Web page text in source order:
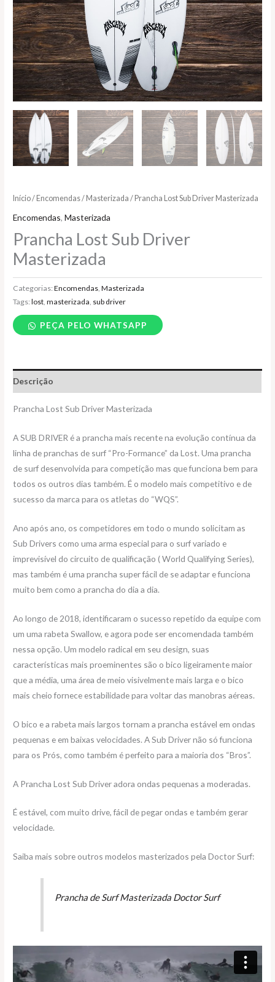
Início/ Encomendas/ Masterizada / Prancha Lost Sub Driver Masterizada
Encomendas,Masterizada
Prancha Lost Sub Driver
Masterizada
Categorias:Encomendas,Masterizada
Tags:lost,masterizada, sub driver
PEÇA PELO WHATSAPP
Descrição
Prancha Lost Sub Driver Masterizada
A SUB DRIVER é a prancha mais recente na evolução contínua da
linha de pranchas de surf “Pro-Formance” da Lost. Uma prancha
de surf desenvolvida para competição mas que funciona bem para
todos os outros dias também. É o modelo mais competitivo e de
sucesso da marca para os atletas do “WQS”.
Ano após ano, os competidores em todo o mundo solicitam as
Sub Drivers como uma arma especial para o surf variado e
imprevisível do circuito de qualificação ( World Qualifying Series),
mas também é uma prancha super fácil de se adaptar e funciona
muito bem como a prancha do dia a dia.
Ao longo de 2018, identificaram o sucesso repetido da equipe com
um uma rabeta Swallow, ​​e agora pode ser encomendada também
nessa opção. Um modelo radical em seu design, suas
características mais proeminentes são o bico ligeiramente maior
que a média, uma área de meio visivelmente mais larga e o bico
mais cheio fornece estabilidade para voltar das manobras aéreas.
O bico e a rabeta mais largos tornam a prancha estável em ondas
pequenas e em baixas velocidades. A Sub Driver não só funciona
para os Prós, como também é perfeito para a maioria dos “Bros”.
A Prancha Lost Sub Driver adora ondas pequenas a moderadas.
É estável, com muito drive, fácil de pegar ondas e também gerar
velocidade.
Saiba mais sobre outros modelos masterizados pela Doctor Surf:
Prancha de Surf Masterizada Doctor Surf